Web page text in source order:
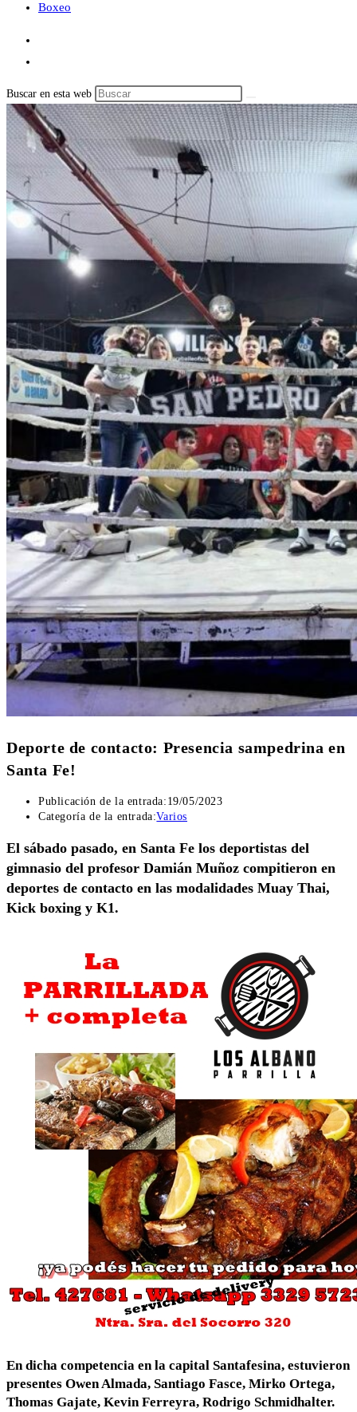
Boxeo
Buscar en esta web
Deporte de contacto: Presencia sampedrina en
Santa Fe!
Publicación de la entrada: 19/05/2023
Categoría de la entrada:Varios
El sábado pasado, en Santa Fe los deportistas del
gimnasio del profesor Damián Muñoz compitieron en
deportes de contacto en las modalidades Muay Thai,
Kick boxing y K1.
En dicha competencia en la capital Santafesina, estuvieron
presentes Owen Almada, Santiago Fasce, Mirko Ortega,
Thomas Gajate, Kevin Ferreyra, Rodrigo Schmidhalter.